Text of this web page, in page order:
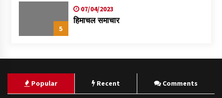
5
07/04/2023
हिमाचल समाचार
Popular Recent Comments